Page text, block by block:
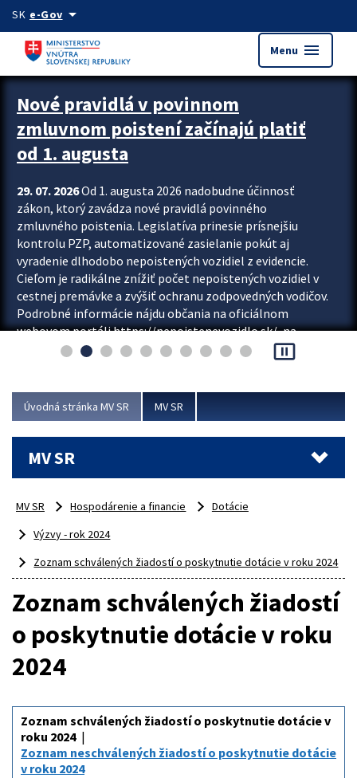
Preskocit na hlavný obsah
SK e-Govarrow_drop_down
Menu menu
Zastavit automatický posun upútavok
Nové pravidlá v povinnom
zmluvnom poistení začínajú platiť
od 1. augusta
29. 07. 2026Od 1. augusta 2026 nadobudne účinnosť
zákon, ktorý zavádza nové pravidlá povinného
zmluvného poistenia. Legislatíva prinesie prísnejšiu
kontrolu PZP, automatizované zasielanie pokút aj
vyradenie dlhodobo nepoistených vozidiel z evidencie.
Cieľom je radikálne znížiť počet nepoistených vozidiel v
cestnej premávke a zvýšiť ochranu zodpovedných vodičov.
Podrobné informácie nájdu občania na oficiálnom
webovom portáli https://nepoistenevozidlo.sk/, na
ktorom od augusta pribudne aj možnosť overiť si...
pause_presentation
Úvodná stránka MV SR MV SR
MV SR
MV SR Hospodárenie a financie
Dotácie
Výzvy - rok 2024
Zoznam schválených žiadostí o poskytnutie dotácie v roku 2024
Zoznam schválených žiadostí
o poskytnutie dotácie v roku
2024
Zoznam schválených žiadostí o poskytnutie dotácie v
roku 2024
Zoznam neschválených žiadostí o poskytnutie dotácie
v roku 2024